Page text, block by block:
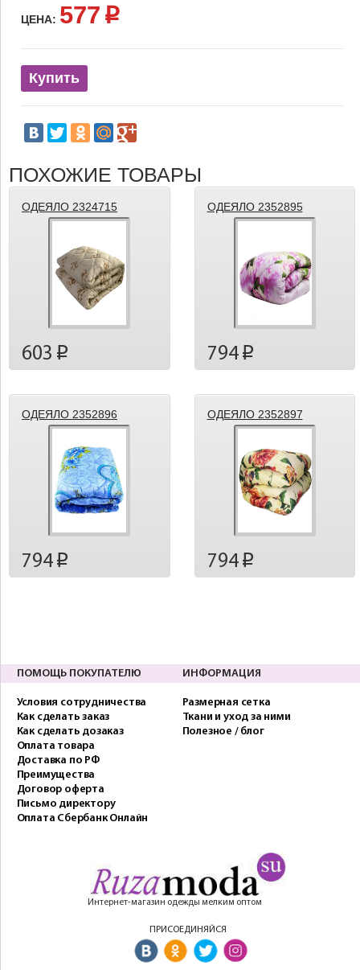
ЦЕНА: 577 p
Купить
ПОХОЖИЕ ТОВАРЫ
ОДЕЯЛО 2324715
603 p
ОДЕЯЛО 2352895
794p
ОДЕЯЛО 2352896
794 p
ОДЕЯЛО 2352897
794p
ПОМОЩЬ ПОКУПАТЕЛЮ
Условия сотрудничества
Как сделать заказ
Как сделать дозаказ
Оплата товара
Доставка по РФ
Преимущества
Договор оферта
Письмо директору
Оплата Сбербанк Онлайн
ИНФОРМАЦИЯ
Размерная сетка
Ткани и уход за ними
Полезное / блог
Интернет-магазин одежды мелким оптом
ПРИСОЕДИНЯЙСЯ